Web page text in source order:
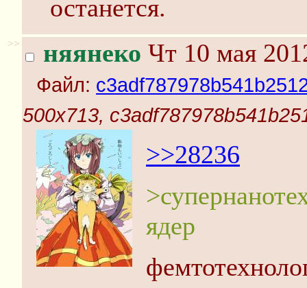
останется.
>> няянеко Чт 10 мая
Файл:
500x713,
>>28236
ядер